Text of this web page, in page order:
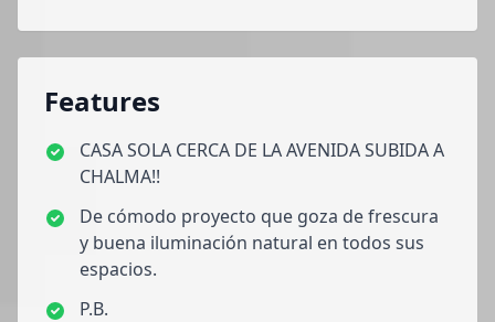
Features
CASA SOLA CERCA DE LA AVENIDA SUBIDA A
CHALMA!!
De cómodo proyecto que goza de frescura
y buena iluminación natural en todos sus
espacios.
P.B.